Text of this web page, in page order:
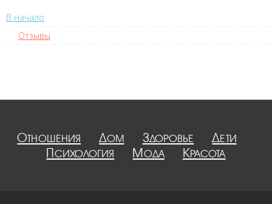
В начало
Отзывы
Отношения Дом Здоровье
Дети
Психология
Мода Красота